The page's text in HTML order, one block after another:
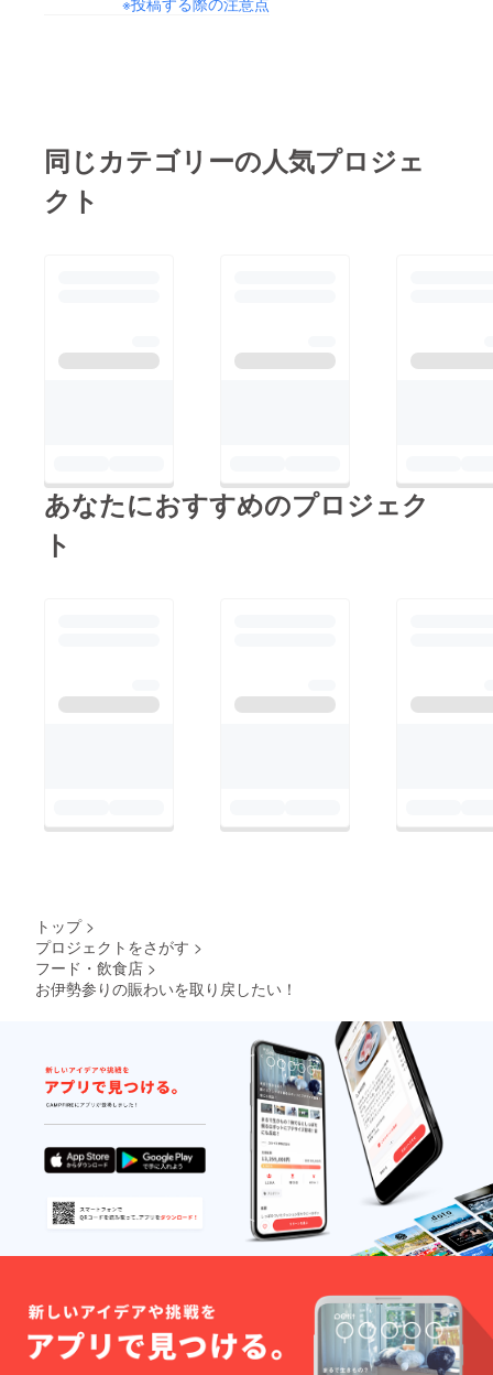
同じカテゴリーの人気プロジェ
クト
あなたにおすすめのプロジェク
ト
トップ >
プロジェクトをさがす >
フード・飲食店 >
お伊勢参りの賑わいを取り戻したい！